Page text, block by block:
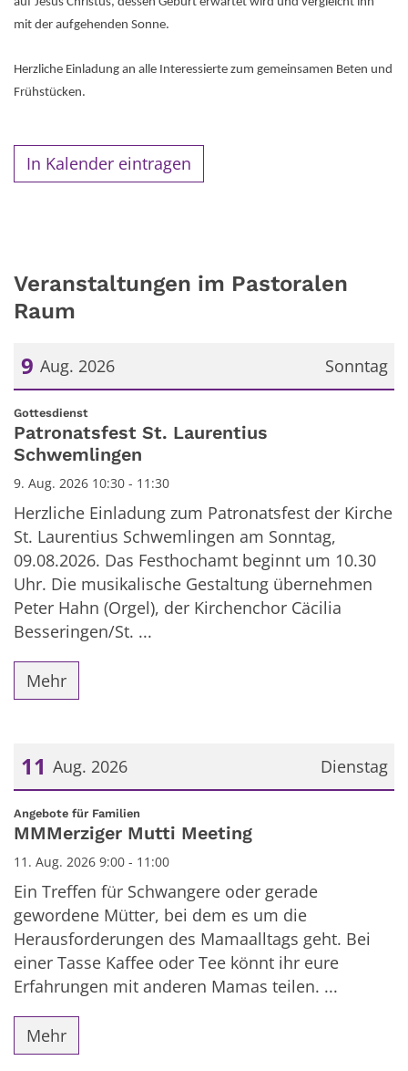
mit der aufgehenden Sonne.
Herzliche Einladung an alle Interessierte zum gemeinsamen Beten und
Frühstücken.
In Kalender eintragen
Veranstaltungen im Pastoralen
Raum
Sonntag
9 Aug. 2026
Datum: 9. August 2026
Gottesdienst:
Patronatsfest St. Laurentius
Schwemlingen
9. Aug. 2026 10:30 - 11:30
Herzliche Einladung zum Patronatsfest der Kirche
St. Laurentius Schwemlingen am Sonntag,
09.08.2026. Das Festhochamt beginnt um 10.30
Uhr. Die musikalische Gestaltung übernehmen
Peter Hahn (Orgel), der Kirchenchor Cäcilia
Besseringen/St. ...
Mehr
Dienstag
11 Aug. 2026
Datum: 11. August 2026
Angebote für Familien
MMMerziger Mutti Meeting
11. Aug. 2026 9:00 - 11:00
Ein Treffen für Schwangere oder gerade
gewordene Mütter, bei dem es um die
Herausforderungen des Mamaalltags geht. Bei
einer Tasse Kaffee oder Tee könnt ihr eure
Erfahrungen mit anderen Mamas teilen. ...
Mehr